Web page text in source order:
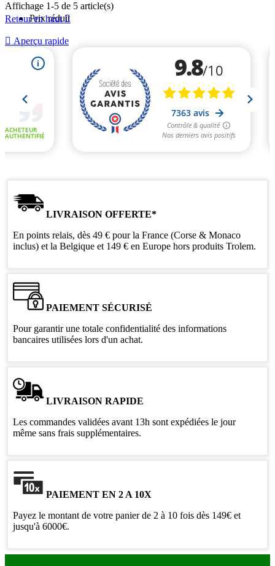
Prix réduit
 Aperçu rapide
Affichage 1-5 de 5 article(s)
Retour en haut
LIVRAISON OFFERTE*
En points relais, dès 49 € pour la France (Corse & Monaco
inclus) et la Belgique et 149 € en Europe hors produits Trolem.
PAIEMENT SÉCURISÉ
Pour garantir une totale confidentialité des informations
bancaires utilisées lors d'un achat.
LIVRAISON RAPIDE
Les commandes validées avant 13h sont expédiées le jour
même sans frais supplémentaires.
PAIEMENT EN 2 A 10X
Payez le montant de votre panier de 2 à 10 fois dès 149€ et
jusqu'à 6000€.